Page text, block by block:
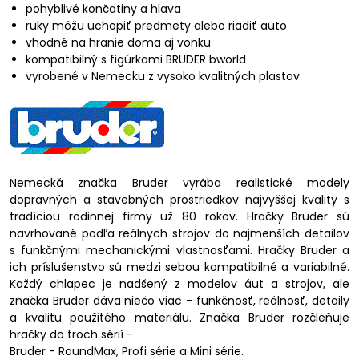
pohyblivé končatiny a hlava
ruky môžu uchopiť predmety alebo riadiť auto
vhodné na hranie doma aj vonku
kompatibilný s figúrkami BRUDER bworld
vyrobené v Nemecku z vysoko kvalitných plastov
Nemecká značka Bruder vyrába realistické modely
dopravných a stavebných prostriedkov najvyššej kvality s
tradíciou rodinnej firmy už 80 rokov. Hračky Bruder sú
navrhované podľa reálnych strojov do najmenších detailov
s funkčnými mechanickými vlastnosťami. Hračky Bruder a
ich príslušenstvo sú medzi sebou kompatibilné a variabilné.
Každý chlapec je nadšený z modelov áut a strojov, ale
značka Bruder dáva niečo viac - funkčnosť, reálnosť, detaily
a kvalitu použitého materiálu. Značka Bruder rozčleňuje
hračky do troch sérií -
Bruder - RoundMax, Profi série a Mini série.